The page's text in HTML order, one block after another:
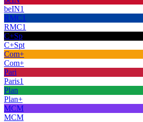
beIN1
RMC1
RMC1
C+Sp
C+Spt
Com+
Com+
Pari
Paris1
Plan
Plan+
MCM
MCM